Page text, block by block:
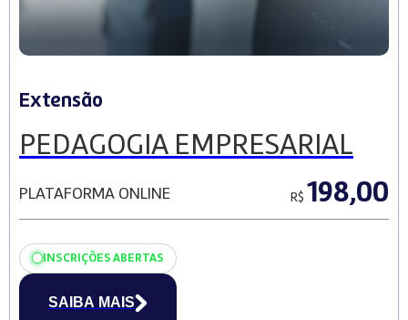
Extensão
PEDAGOGIA EMPRESARIAL
PLATAFORMA ONLINE R$ 198,00
INSCRIÇÕES ABERTAS
SAIBA MAIS